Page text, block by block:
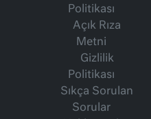
Politikası
Açık Rıza
Metni
Gizlilik
Politikası
Sıkça Sorulan
Sorular